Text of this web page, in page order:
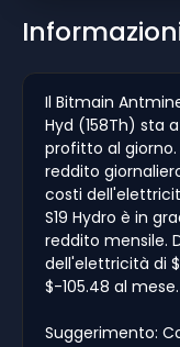
Il Bitmain
Hyd (158Th) sta
profitto al giorno.
reddito
costi
S19 Hydro è in
reddito mensile.
dell'elettricità di
$-105.48 al mese.
Suggerimento: